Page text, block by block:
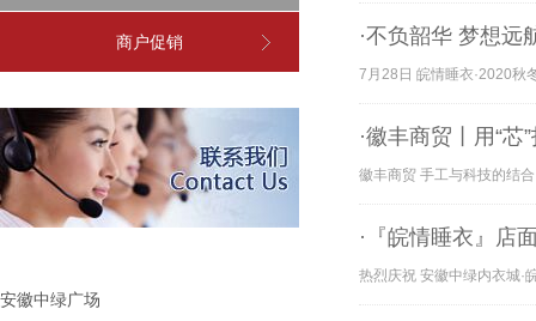
商户促销
安徽中绿广场
·不负韶华 梦想
7月28日 皖情睡衣·2020秋
·徽丰商贸丨用“
徽丰商贸 手工与科技的结
·『皖情睡衣』店
热烈庆祝 安徽中绿内衣城·